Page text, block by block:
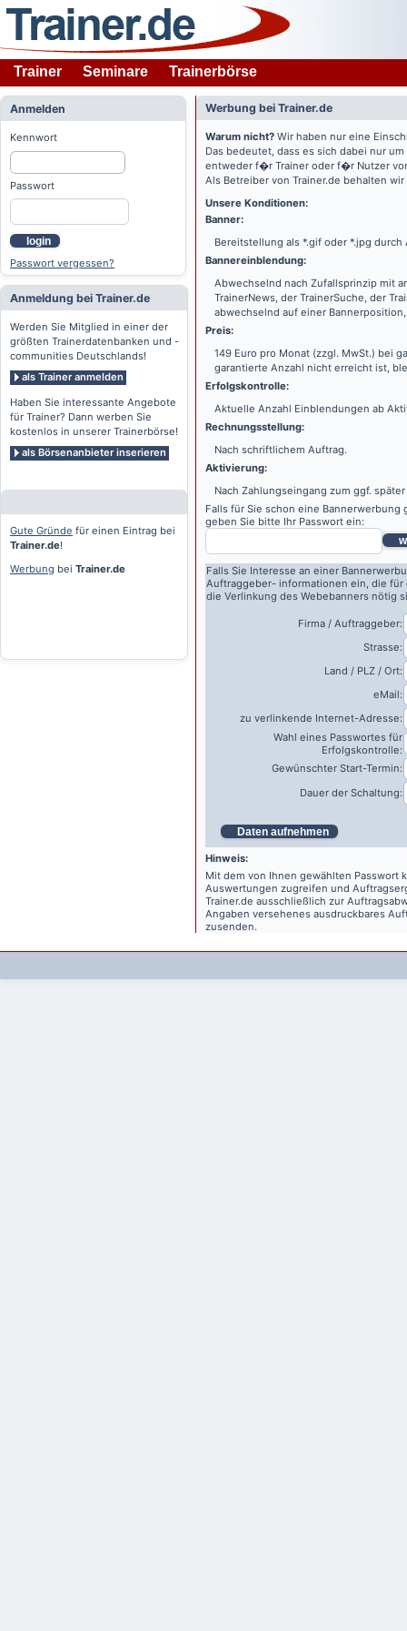
Trainer Seminare Trainerbörse
Anmelden
Kennwort
Passwort
login
Passwort vergessen?
Anmeldung bei Trainer.de
Werden Sie Mitglied in einer der
größten Trainerdatenbanken und -
communities Deutschlands!
als Trainer anmelden
Haben Sie interessante Angebote
für Trainer? Dann werben Sie
kostenlos in unserer Trainerbörse!
als Börsenanbieter inserieren
Gute Gründe für einen Eintrag bei
Trainer.de!
Werbung bei Trainer.de
Werbung bei Trainer.de
Warum nicht? Wir haben nur eine
Das bedeutet, dass es sich dabei nur
entweder f�r Trainer oder f�r Nutzer
Als Betreiber von Trainer.de behalten
Unsere Konditionen:
Banner:
Bereitstellung als *.gif oder *.jpg durch
Bannereinblendung:
Abwechselnd nach Zufallsprinzip mit
TrainerNews, der TrainerSuche, der
abwechselnd auf einer
Preis:
149 Euro pro Monat (zzgl. MwSt.) bei
garantierte Anzahl nicht erreicht ist,
Erfolgskontrolle:
Aktuelle Anzahl Einblendungen ab
Rechnungsstellung:
Nach schriftlichem Auftrag.
Aktivierung:
Nach Zahlungseingang zum ggf.
Falls für Sie schon eine Bannerwerbung
geben Sie bitte Ihr Passwort ein:
Falls Sie Interesse an einer
Auftraggeber- informationen ein, die
die Verlinkung des Webebanners nötig
Firma / Auftraggeber:
Strasse:
Land / PLZ / Ort:
eMail:
zu verlinkende Internet-Adresse:
Wahl eines Passwortes für
Erfolgskontrolle:
Gewünschter Start-Termin:
Dauer der Schaltung:
Daten aufnehmen
Hinweis:
Mit dem von Ihnen gewählten Passwort
Auswertungen zugreifen und
Trainer.de ausschließlich zur
Angaben versehenes ausdruckbares
zusenden.